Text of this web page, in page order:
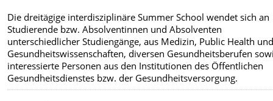
Die dreitägige interdisziplinäre Summer School wendet sich an
Studierende bzw. Absolventinnen und Absolventen
unterschiedlicher Studiengänge, aus Medizin, Public Health
Gesundheitswissenschaften, diversen Gesundheitsberufen
interessierte Personen aus den Institutionen des Öffentlichen
Gesundheitsdienstes bzw. der Gesundheitsversorgung.